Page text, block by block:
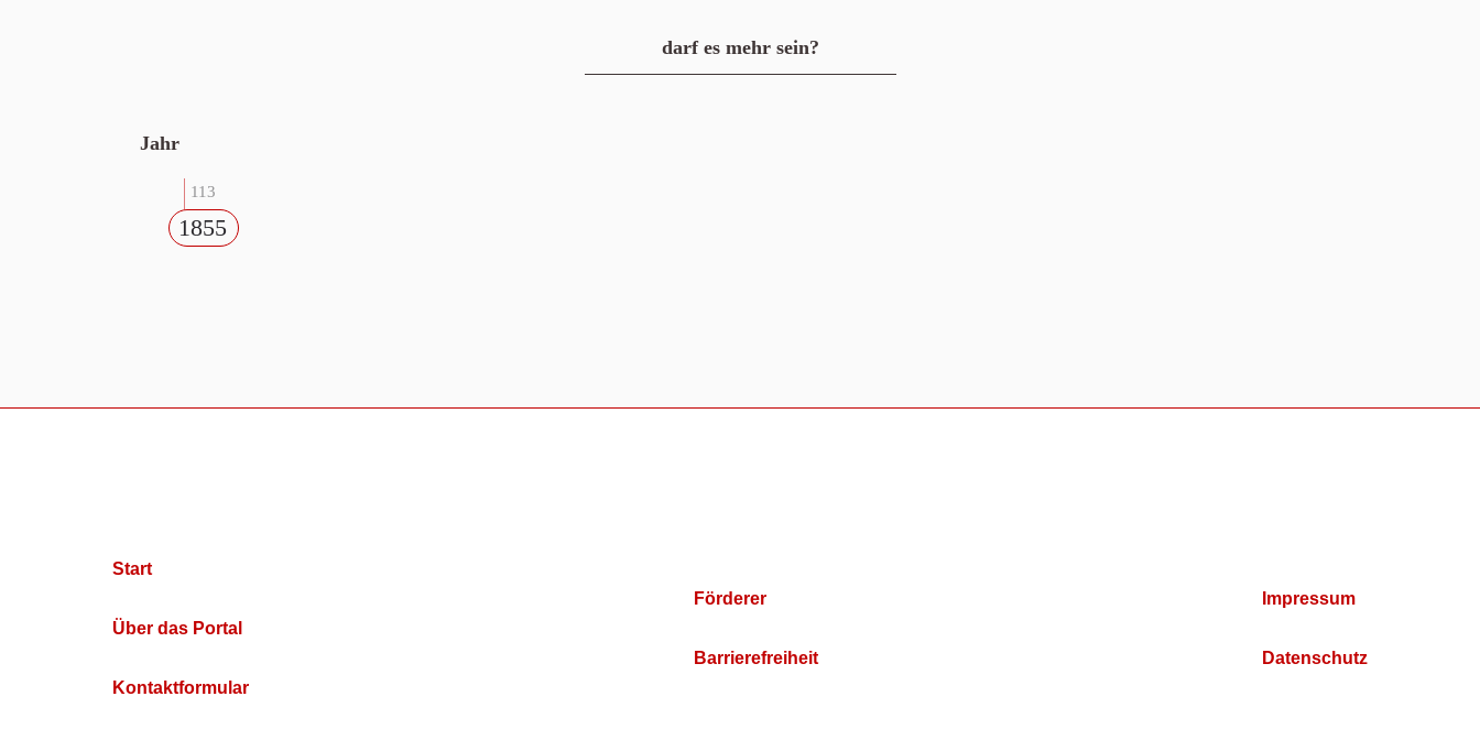
darf es mehr sein?
Jahr
113
1855
Start
Über das Portal
Kontaktformular
Förderer
Barrierefreiheit
Impressum
Datenschutz